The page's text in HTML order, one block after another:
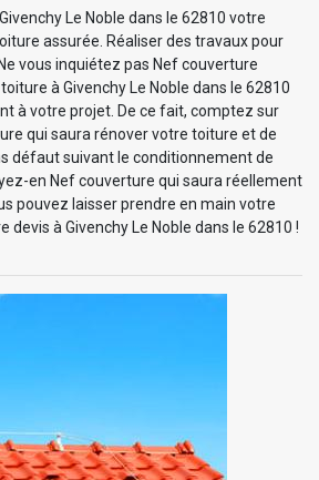
Le Noble dans le 62810 votre
assurée. Réaliser des travaux pour
vous inquiétez pas Nef couverture
à Givenchy Le Noble dans le 62810
à votre projet. De ce fait, comptez sur
qui saura rénover votre toiture et de
défaut suivant le conditionnement de
en Nef couverture qui saura réellement
pouvez laisser prendre en main votre
à Givenchy Le Noble dans le 62810 !